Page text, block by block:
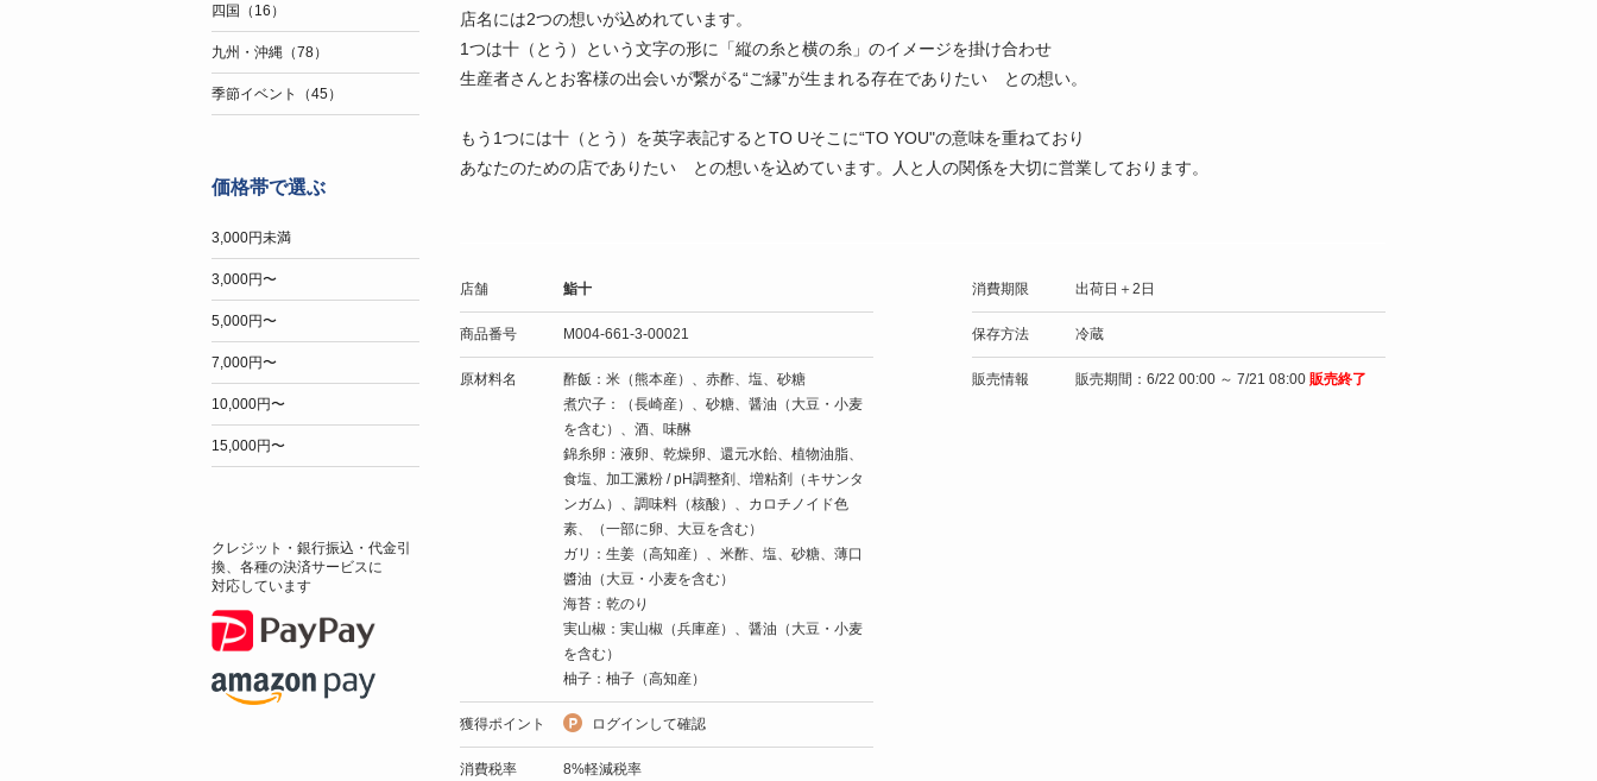
店名には2つの想いが込めれています。
1つは十（とう）という文字の形に「縦の糸と横の糸」のイメージを掛け合わせ
生産者さんとお客様の出会いが繋がる“ご縁”が生まれる存在でありたい との想い。
もう1つには十（とう）を英字表記するとTO Uそこに“TO YOU"の意味を重ねており
あなたのための店でありたい との想いを込めています。人と人の関係を大切に営業しております。
店舗 鮨十
商品番号 M004-661-3-00021
原材料名
酢飯：米（熊本産）、赤酢、塩、砂糖
煮穴子：（長崎産）、砂糖、醤油（大豆・小麦
を含む）、酒、味醂
錦糸卵：液卵、乾燥卵、還元水飴、植物油脂、
食塩、加工澱粉 / pH調整剤、増粘剤（キサンタ
ンガム）、調味料（核酸）、カロチノイド色
素、（一部に卵、大豆を含む）
ガリ：生姜（高知産）、米酢、塩、砂糖、薄口
醬油（大豆・小麦を含む）
海苔：乾のり
実山椒：実山椒（兵庫産）、醤油（大豆・小麦
を含む）
柚子：柚子（高知産）
獲得ポイント ログインして確認
消費税率 8%軽減税率
消費期限 出荷日＋2日
保存方法 冷蔵
販売情報 販売期間：6/22 00:00 ～ 7/21 08:00 販売終了
四国（16）
九州・沖縄（78）
季節イベント（45）
価格帯で選ぶ
3,000円未満
3,000円〜
5,000円〜
7,000円〜
10,000円〜
15,000円〜
クレジット・銀行振込・代金引
換、各種の決済サービスに
対応しています